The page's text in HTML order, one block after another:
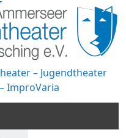
– Jugendtheater
ImproVaria